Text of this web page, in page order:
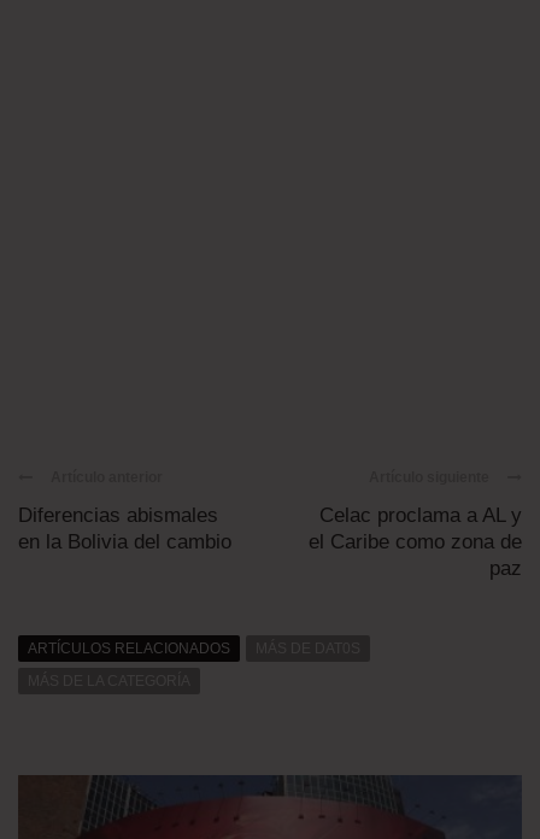
Diferencias abismales
en la Bolivia del cambio
Celac proclama a AL y
el Caribe como zona de
paz
ARTÍCULOS RELACIONADOS